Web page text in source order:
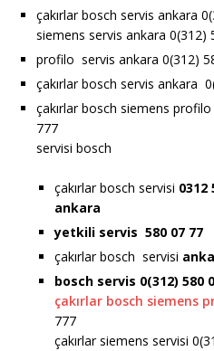
çakırlar bosch servis ankara
siemens servis ankara 0(312)
profilo servis ankara 0(312)
çakırlar bosch servis ankara
çakırlar bosch siemens
777
servisi bosch
çakırlar bosch servisi 0312
ankara
yetkili servis 580 07 77
çakırlar bosch servisi
bosch servis 0(312) 580
çakırlar bosch siemens
777
çakırlar siemens servisi